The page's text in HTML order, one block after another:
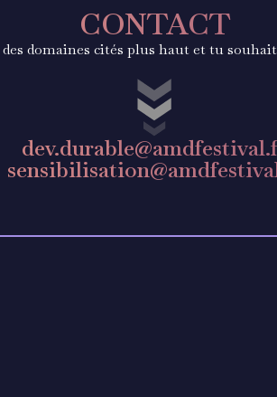
CONTACT
domaines cités plus haut et tu